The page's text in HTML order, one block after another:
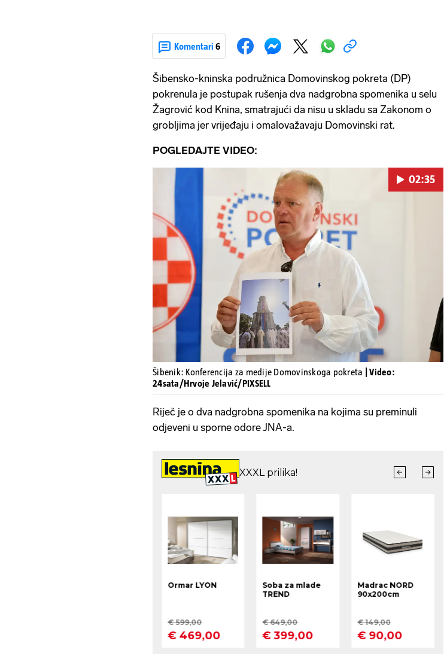
Komentari 6
Šibensko-kninska podružnica Domovinskog pokreta (DP)
pokrenula je postupak rušenja dva nadgrobna spomenika u selu
Žagrović kod Knina, smatrajući da nisu u skladu sa Zakonom o
grobljima jer vrijeđaju i omalovažavaju Domovinski rat.
POGLEDAJTE VIDEO:
Pokretanje videa...
02:35
Šibenik: Konferencija za medije Domovinskoga pokreta
| Video:
24sata/Hrvoje Jelavić/PIXSELL
Riječ je o dva nadgrobna spomenika na kojima su preminuli
odjeveni u sporne odore JNA-a.